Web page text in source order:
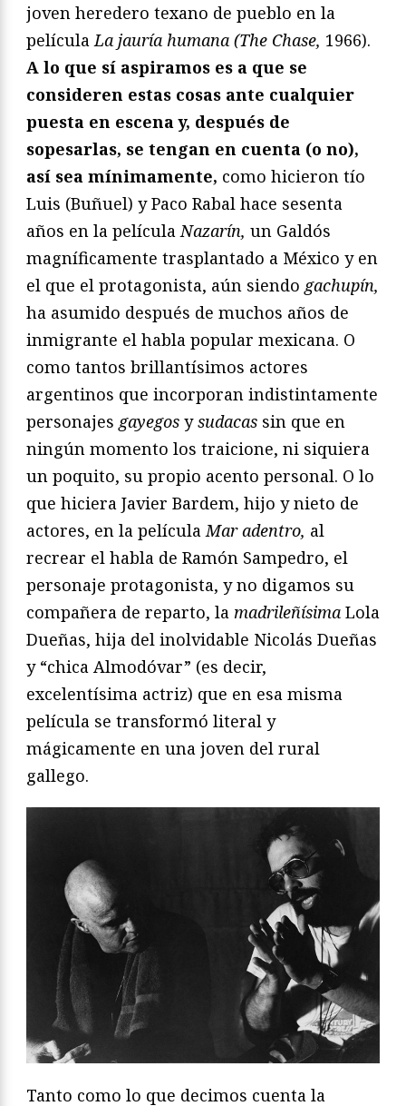
joven heredero texano de pueblo en la
películaLa jauría humana (The Chase, 1966).
A lo que sí aspiramos es a que se
consideren estas cosas ante cualquier
puesta en escena y, después de
sopesarlas, se tengan en cuenta (o no),
así sea mínimamente, como hicieron tío
Luis (Buñuel) y Paco Rabal hace sesenta
años en la películaNazarín, un Galdós
magníficamente trasplantado a México y en
el que el protagonista, aún siendo gachupín,
ha asumido después de muchos años de
inmigrante el habla popular mexicana. O
como tantos brillantísimos actores
argentinos que incorporan indistintamente
personajes gayegos ysudacas sin que en
ningún momento los traicione, ni siquiera
un poquito, su propio acento personal. O lo
que hiciera Javier Bardem, hijo y nieto de
actores, en la películaMar adentro, al
recrear el habla de Ramón Sampedro, el
personaje protagonista, y no digamos su
compañera de reparto, la madrileñísima Lola
Dueñas, hija del inolvidable Nicolás Dueñas
y “chica Almodóvar” (es decir,
excelentísima actriz) que en esa misma
película se transformó literal y
mágicamente en una joven del rural
gallego.
Tanto como lo que decimos cuenta la